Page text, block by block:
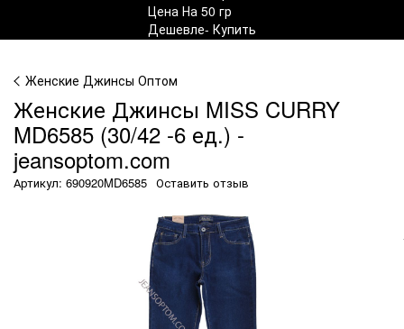
Женские Джинсы Оптом
Женские Джинсы MISS CURRY
MD6585 (30/42 -6 ед.) -
jeansoptom.com
Артикул: 690920MD6585 Оставить отзыв